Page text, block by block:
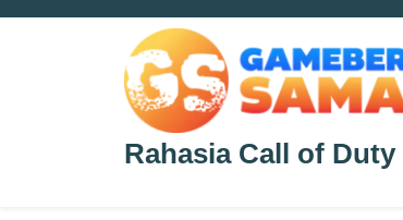
Rahasia Call of